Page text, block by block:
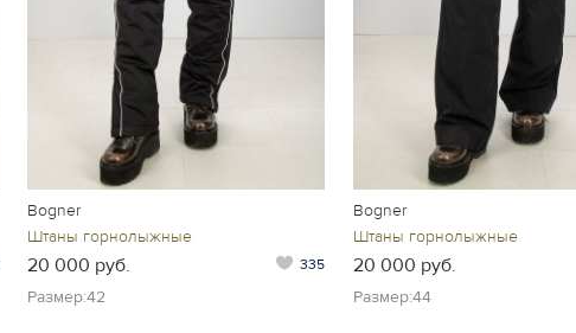
Bogner
Штаны горнолыжные
20 000 руб. 335
Размер:42
Bogner
Штаны горнолыжные
20 000 руб.
Размер:44